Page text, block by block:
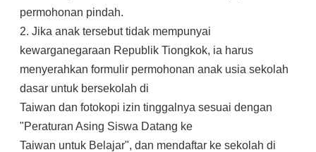
permohonan pindah.
2. Jika anak tersebut tidak mempunyai
kewarganegaraan Republik Tiongkok, ia harus
menyerahkan formulir permohonan anak usia sekolah
dasar untuk bersekolah di
Taiwan dan fotokopi izin tinggalnya sesuai dengan
"Peraturan Asing Siswa Datang ke
Taiwan untuk Belajar", dan mendaftar ke sekolah di